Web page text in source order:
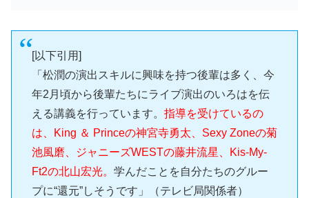
[以下引用]
「松潤の演出スキルに興味を持つ後輩は多く、今
年2月頃から後輩たちにライブ演出のいろはを伝
える講義を行っています。 指導を受けているの
は、King ＆ Princeの神宮寺勇太、Sexy Zoneの菊
池風磨、ジャニーズWESTの藤井流星、Kis-My-
Ft2の北山宏光。 学んだことを自分たちのグルー
プに“還元”しそうです」（テレビ局関係者）